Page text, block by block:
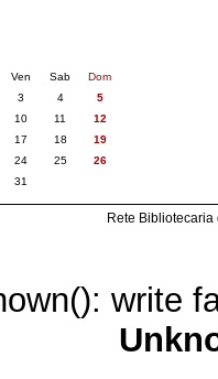
Ven Sab
Dom
3 4
5
10 11
12
17 18
19
24 25
26
31
Rete
write